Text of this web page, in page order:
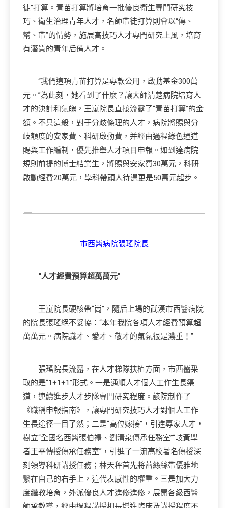
徒”打算。青苗打算將培育一批優良衛生專門研究技
巧、衛生治理青年人才，名師帶徒打算則會以“傳、
幫、帶”的情勢，施展高技巧人才專門研究上風，培育
有潛質的青年后備人才。
“我們這項青苗打算是專款公用，啟動基金300萬
元。”為此刻，她看到了什麼？讓大師清楚病院培育人
才的決計和氣魄，王嵐院長直接流露了“青苗打算”的金
額。不只這般，對于分歧條理的人才，病院將賜與分
歧額度的安家費、科研啟動費，并經由過程綠色通道
賜與工作編制，優先推舉人才項目申報。如到達病院
規則前提的博士結業生，將賜與安家費30萬元，科研
啟動經費20萬元，學科帶頭人待遇更是50萬元起步。
市西醫病院張瑤院長
“人才經費預算超萬萬元”
王嵐院長硬核帶“崗”，隨后上場的武漢市西醫病院
的院長張瑤絕不妥協：“本年我院各項人才經費預算超
萬萬元。病院識才、愛才、敬才的氣氛很是濃重！”
張瑤院長流露，在人才梯隊扶植方面，市西醫采
取的是“1+1+1”形式。一是通順人才個人工作生長渠
道，連續進步人才步隊專門研究程度。該院制作了
《職稱申報指南》，讓專門研究技巧人才對個人工作
生長途徑一目了然；二是“高位嫁接”，引進專家人才，
樹立“全國名西醫張伯禮、劉清泉傳承任務室”“岐黃學
者王平傳授傳承任務室”，引進了一流高校著名傳授深
刻領導科研講授任務；林天秤首先將蕾絲絲帶優雅地
繫在自己的右手上，這代表感性的權重。三是加大力
度繼教培育，外派優良人才進修進修，展開各級西醫